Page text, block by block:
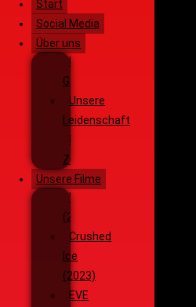
Start
Social Media
Über uns
Unsere
Geschichte
Unsere
Leidenschaft
Unsere
Ziele
Unsere Filme
Wenja
(2025)
Crushed
Ice
(2023)
EVE